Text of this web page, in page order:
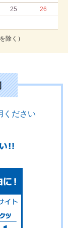
25
26
除く）
ください